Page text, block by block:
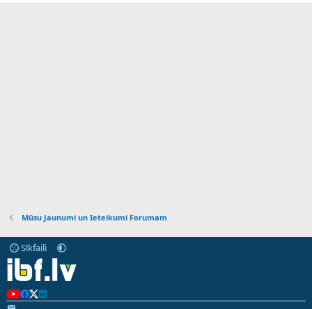
Mūsu Jaunumi un Ieteikumi Forumam
Sīkfaili